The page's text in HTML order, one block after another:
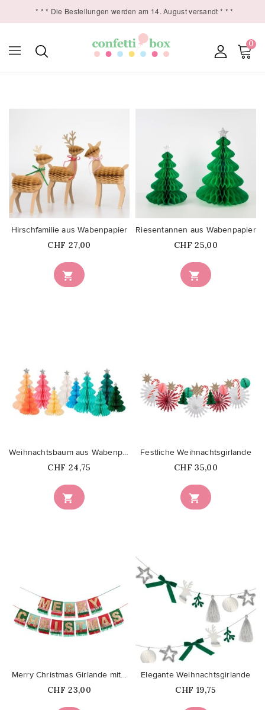
* * * Die Bestellungen werden am 14. August versandt * * *
0
favorite_border

Hirschfamilie aus Wabenpapier
Price
CHF 27,00
favorite_border

Riesentannen aus Wabenpapier
Price
CHF 25,00
favorite_border

Weihnachtsbaum aus Wabenpapier -...
Price
CHF 24,75

Festliche Weihnachtsgirlande
Price
CHF 35,00
Merry Christmas Girlande mit...
Price
CHF 23,00
Elegante Weihnachtsgirlande
Price
CHF 19,75